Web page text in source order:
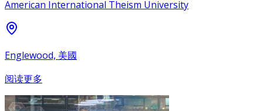
American International Theism University
Englewood, 美國
阅读更多